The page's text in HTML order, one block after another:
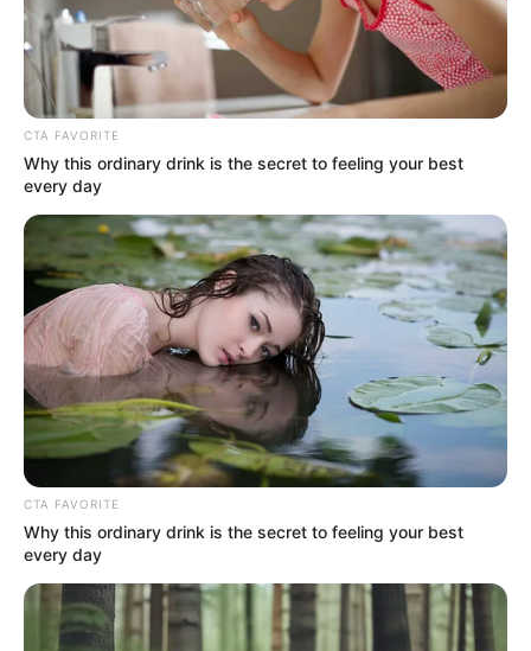
A hétvégén megrendezett szegedi Deja Vu
CTA FAVORITE
Why this ordinary drink is the secret to feeling your best
every day
CTA FAVORITE
Why this ordinary drink is the secret to feeling your best
every day